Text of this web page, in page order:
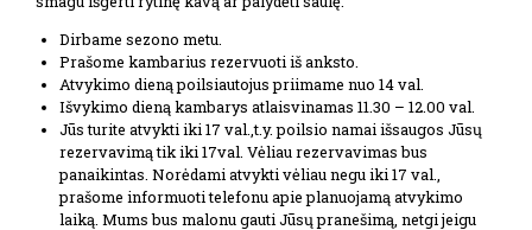
Dirbame sezono metu.
Prašome kambarius rezervuoti iš anksto.
Atvykimo dieną poilsiautojus priimame nuo 14 val.
Išvykimo dieną kambarys atlaisvinamas 11.30 – 12.00 val.
Jūs turite atvykti iki 17 val.,t.y. poilsio namai išsaugos Jūsų
rezervavimą tik iki 17val. Vėliau rezervavimas bus
panaikintas. Norėdami atvykti vėliau negu iki 17 val.,
prašome informuoti telefonu apie planuojamą atvykimo
laiką. Mums bus malonu gauti Jūsų pranešimą, netgi jeigu